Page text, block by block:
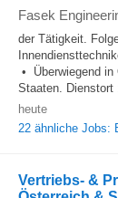
Fasek
der Tätigkeit.
• Überwiegend in
Staaten.
heute
22 ähnliche Jobs:
Vertriebs- &